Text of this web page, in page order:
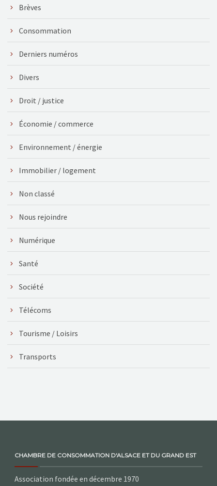
Brèves
Consommation
Derniers numéros
Divers
Droit / justice
Économie / commerce
Environnement / énergie
Immobilier / logement
Non classé
Nous rejoindre
Numérique
Santé
Société
Télécoms
Tourisme / Loisirs
Transports
CHAMBRE DE CONSOMMATION D'ALSACE ET DU GRAND EST
Association fondée en décembre 1970